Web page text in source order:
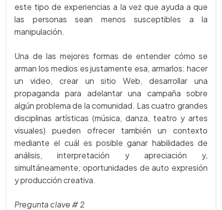
este tipo de experiencias a la vez que ayuda a que
las personas sean menos susceptibles a la
manipulación.
Una de las mejores formas de entender cómo se
arman los medios es justamente esa, armarlos: hacer
un video, crear un sitio Web, desarrollar una
propaganda para adelantar una campaña sobre
algún problema de la comunidad. Las cuatro grandes
disciplinas artísticas (música, danza, teatro y artes
visuales) pueden ofrecer también un contexto
mediante el cuál es posible ganar habilidades de
análisis, interpretación y apreciación y,
simultáneamente, oportunidades de auto expresión
y producción creativa.
Pregunta clave # 2